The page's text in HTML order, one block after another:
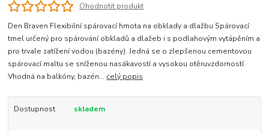
Ohodnotit produkt
Den Braven Flexibilní spárovací hmota na obklady a dlažbu Spárovací
tmel určený pro spárování obkladů a dlažeb i s podlahovým vytápěním a
pro trvale zatížení vodou (bazény). Jedná se o zlepšenou cementovou
spárovací maltu se sníženou nasákavostí a vysokou otěruvzdorností.
Vhodná na balkóny, bazén... celý popis
Dostupnost skladem